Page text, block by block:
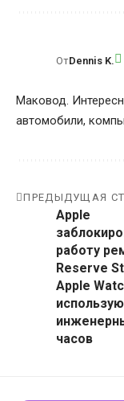
ОтDennis K.
Маковод.
автомобили,
ПРЕДЫДУЩАЯ
Apple
работу
Reserve
Apple
часов